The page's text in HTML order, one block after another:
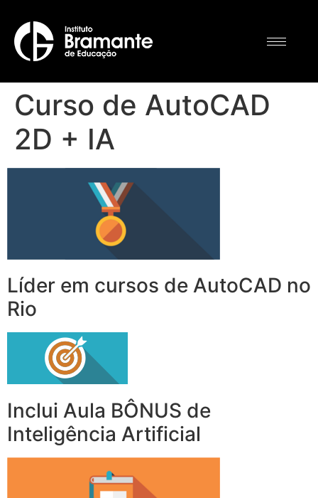
Curso de AutoCAD
2D + IA
Líder em cursos de AutoCAD no
Rio
Inclui Aula BÔNUS de
Inteligência Artificial